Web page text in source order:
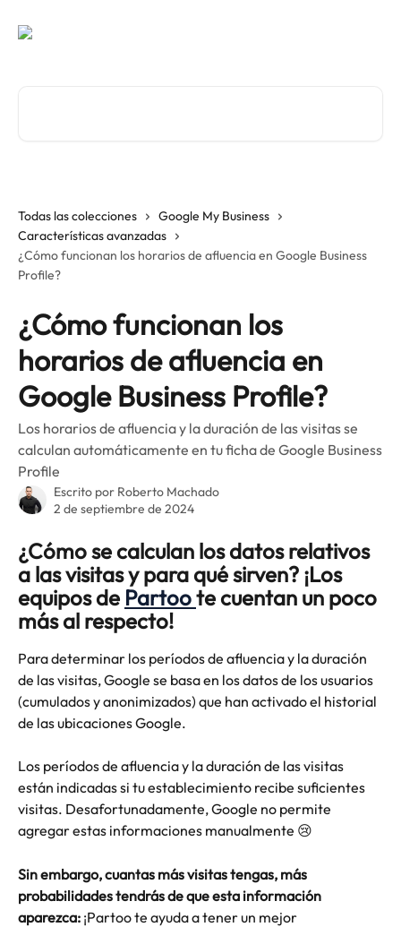
Todas las colecciones
Google My Business
Características avanzadas
¿Cómo funcionan los horarios de afluencia en Google Business
Profile?
¿Cómo funcionan los
horarios de afluencia en
Google Business Profile?
Los horarios de afluencia y la duración de las visitas se
calculan automáticamente en tu ficha de Google Business
Profile
Escrito por Roberto Machado
2 de septiembre de 2024
¿Cómo se calculan los datos relativos
a las visitas y para qué sirven? ¡Los
equipos de Partoo te cuentan un poco
más al respecto!
Para determinar los períodos de afluencia y la duración
de las visitas, Google se basa en los datos de los usuarios
(cumulados y anonimizados) que han activado el historial
de las ubicaciones Google.
Los períodos de afluencia y la duración de las visitas
están indicadas si tu establecimiento recibe suficientes
visitas. Desafortunadamente, Google no permite
agregar estas informaciones manualmente 😢
Sin embargo, cuantas más visitas tengas, más
probabilidades tendrás de que esta información
aparezca: ¡Partoo te ayuda a tener un mejor